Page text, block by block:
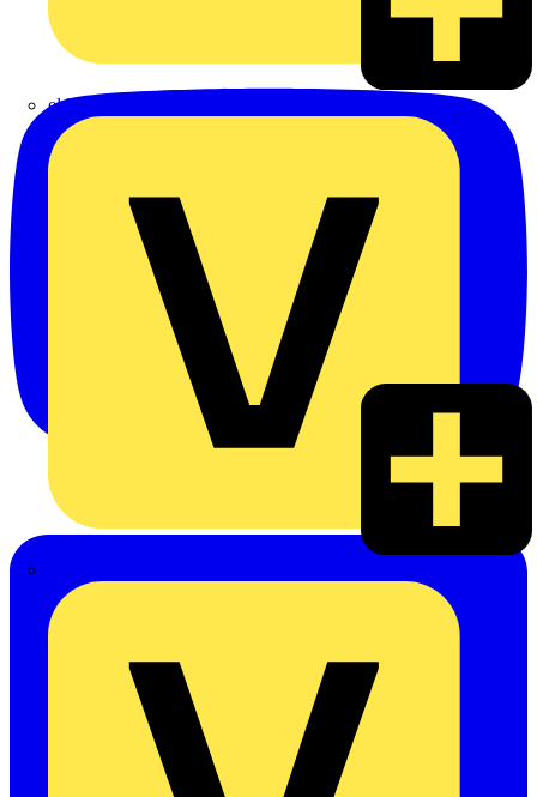
eldis electro distributor GmbH